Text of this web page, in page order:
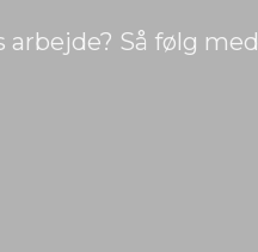
Så følg med